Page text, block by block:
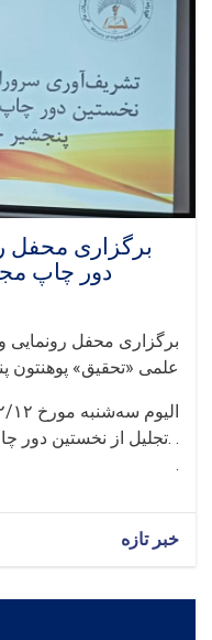
برگزاری محفل
دور چاپ
برگزاری محفل رونمایی
علمی «تحقیق» پوهنتون
تجلیل از نخستین دور
.
خبر تازه